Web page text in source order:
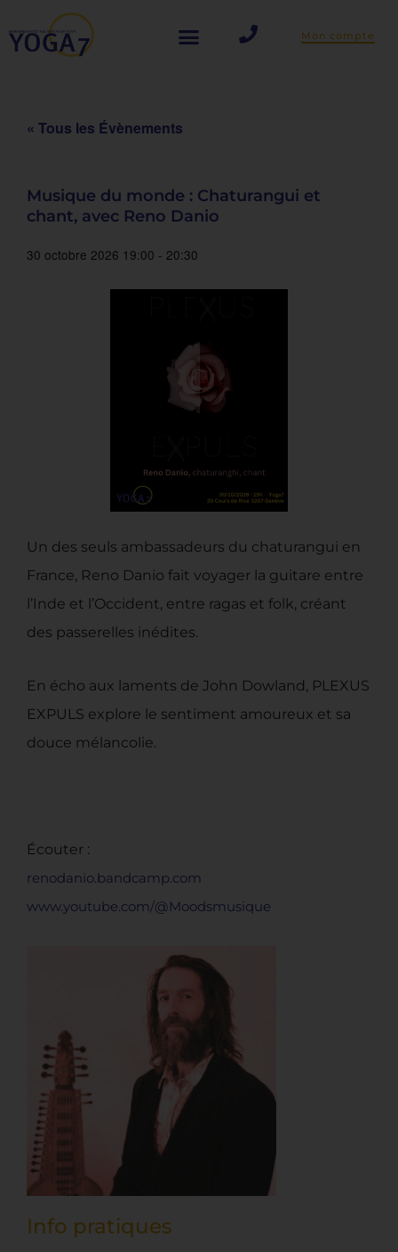
au
Mon compte
« Tous les Évènements
Musique du monde : Chaturangui et
chant, avec Reno Danio
30 octobre 2026 19:00 - 20:30
Un des seuls ambassadeurs du chaturangui en
France, Reno Danio fait voyager la guitare entre
l’Inde et l’Occident, entre ragas et folk, créant
des passerelles inédites.
En écho aux laments de John Dowland, PLEXUS
EXPULS explore le sentiment amoureux et sa
douce mélancolie.
Écouter :
renodanio.bandcamp.com
www.youtube.com/@Moodsmusique
Info pratiques